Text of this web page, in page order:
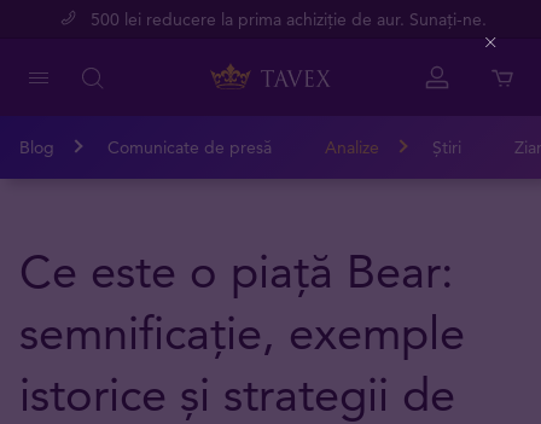
500 lei reducere la prima achiziție de aur. Sunați-ne.
Blog Comunicate de presă Analize Știri
Ce este o piață Bear:
semnificație, exemple
istorice și strategii de
Close